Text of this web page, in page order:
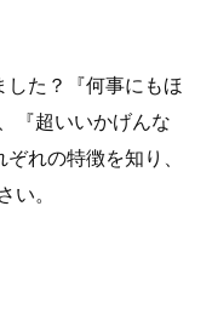
た？『何事にもほ
『超いいかげんな
れの特徴を知り、
い。